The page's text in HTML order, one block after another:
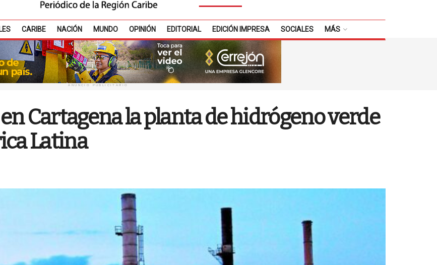
CARIBE NACIÓN MUNDO OPINIÓN EDITORIAL EDICIÓN IMPRESA SOCIALES MÁS
ANUNCIO PUBLICITARIO
Cartagena la planta de hidrógeno verde
Latina